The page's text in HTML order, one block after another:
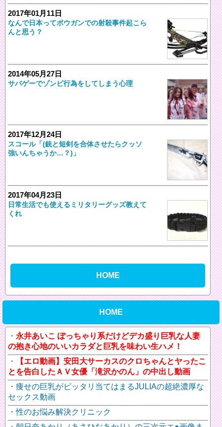
2017年01月11日
なんで日本ってボウガンでの射殺事件起こら
んと思う？
2014年05月27日
サバゲーでゾンビ行為をしてしまう心理
2017年12月24日
スコール「(銃と短剣を合体させたらクッソ
強いんちゃうか…？)」
2017年04月23日
日常生活でも使えるミリタリーグッズ教えて
くれ
HOME
HOME
永井あいこ ぽっちゃり系だけどデカ盛り巨乳な人妻
の抱き心地のいいカラダと巨乳を味わい生ハメ！
【エロ動画】安田大サーカスのクロちゃんとヤったこ
とを告白したＡＶ女優「滝沢かのん」の中出し動画
痩せの巨乳がピッタリ当てはまるJULIAの超絶濃厚な
セックス動画
性のお悩み解決クリニック